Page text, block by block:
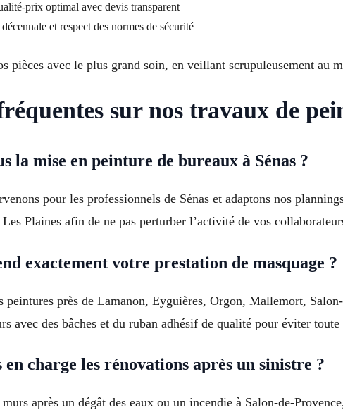
prix optimal avec devis transparent
et respect des normes de sécurité
pièces avec le plus grand soin, en veillant scrupuleusement au
sur nos travaux de
la mise en peinture de bureaux à Sénas ?
pour les professionnels de Sénas et adaptons nos
Plaines afin de ne pas perturber l’activité de vos
exactement votre prestation de masquage ?
peintures près de Lamanon, Eyguières, Orgon, Mallemort,
avec des bâches et du ruban adhésif de qualité pour éviter
en charge les rénovations après un sinistre ?
après un dégât des eaux ou un incendie à Salon-de-